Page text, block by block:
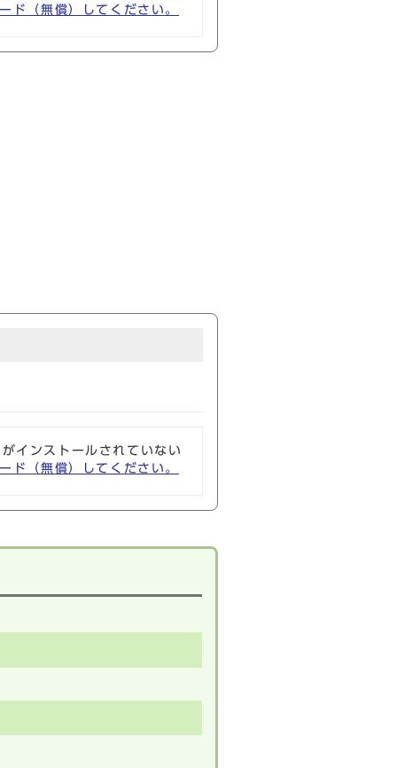
（無償）してください。
インストールされていない
（無償）してください。